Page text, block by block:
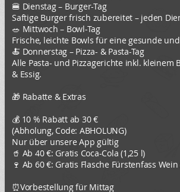
🍔 Dienstag – Burger-Tag
Saftige Burger frisch zubereitet – jeden
🥗 Mittwoch – Bowl-Tag
Frische, leichte Bowls für eine gesunde
🍝 Donnerstag – Pizza- & Pasta-Tag
Alle Pasta- und Pizzagerichte inkl. kleinem
& Essig.
🎁 Rabatte & Extras
💰 10 % Rabatt ab 30 €
(Abholung, Code: ABHOLUNG)
Nur über unsere App gültig
🥤 Ab 40 €: Gratis Coca-Cola (1,25 l)
🍷 Ab 60 €: Gratis Flasche Fürstenfass Wein
⏰️Vorbestellung für Mittag